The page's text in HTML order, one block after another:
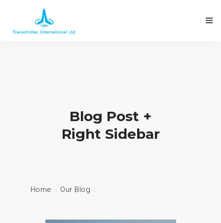
Blog Post +
Right Sidebar
Home Our Blog